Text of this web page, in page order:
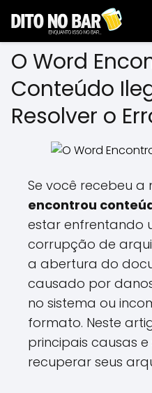
O Word
Conteúdo
Resolver o
Se você recebeu a
encontrou
estar enfrentando
corrupção de
a abertura do
causado por
no sistema ou
formato. Neste
principais causas
recuperar seus